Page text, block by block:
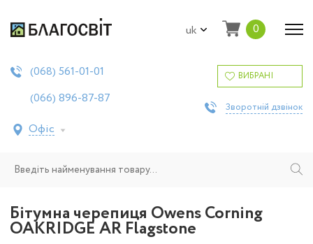
uk 0
(068) 561-01-01
(066) 896-87-87
Офіс
ВИБРАНІ
Зворотній дзвінок
Бітумна черепиця Owens Corning
OAKRIDGE AR Flagstone